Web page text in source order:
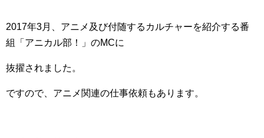
2017年3月、アニメ及び付随するカルチャーを紹介する番
組「アニカル部！」のMCに
抜擢されました。
ですので、アニメ関連の仕事依頼もあります。